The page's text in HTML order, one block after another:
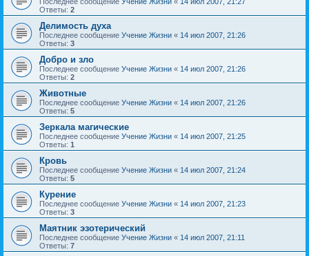
Ответы: 2
Делимость духа
Последнее сообщение Учение Жизни « 14 июл 2007, 21:26
Ответы: 3
Добро и зло
Последнее сообщение Учение Жизни « 14 июл 2007, 21:26
Ответы: 2
Животные
Последнее сообщение Учение Жизни « 14 июл 2007, 21:26
Ответы: 5
Зеркала магические
Последнее сообщение Учение Жизни « 14 июл 2007, 21:25
Ответы: 1
Кровь
Последнее сообщение Учение Жизни « 14 июл 2007, 21:24
Ответы: 5
Курение
Последнее сообщение Учение Жизни « 14 июл 2007, 21:23
Ответы: 3
Маятник эзотерический
Последнее сообщение Учение Жизни « 14 июл 2007, 21:11
Ответы: 7